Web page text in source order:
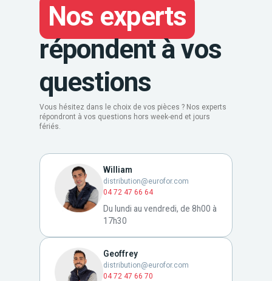
Nos experts
répondent à vos
questions
Vous hésitez dans le choix de vos pièces ? Nos experts
répondront à vos questions hors week-end et jours
fériés.
William
distribution@eurofor.com
04 72 47 66 64
Du lundi au vendredi, de 8h00 à
17h30
Geoffrey
distribution@eurofor.com
04 72 47 66 70